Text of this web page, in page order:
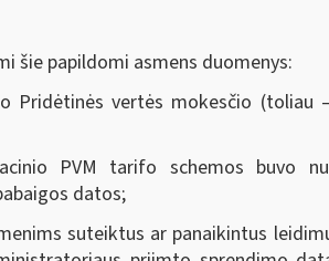
šie papildomi asmens duomenys:
Pridėtinės vertės mokesčio
PVM tarifo schemos buvo
datos;
suteiktus ar panaikintus